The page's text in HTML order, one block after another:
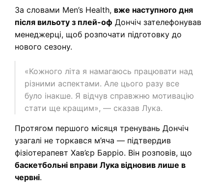
За словами Men’s Health, вже наступного дня
після вильоту з плей-оф Дончіч зателефонував
менеджерці, щоб розпочати підготовку до
нового сезону.
«Кожного літа я намагаюсь працювати над
різними аспектами. Але цього разу все
було інакше. Я відчув справжню мотивацію
стати ще кращим», — сказав Лука.
Протягом першого місяця тренувань Дончіч
узагалі не торкався м’яча — підтвердив
фізіотерапевт Хав’єр Барріо. Він розповів, що
баскетбольні вправи Лука відновив лише в
червні.